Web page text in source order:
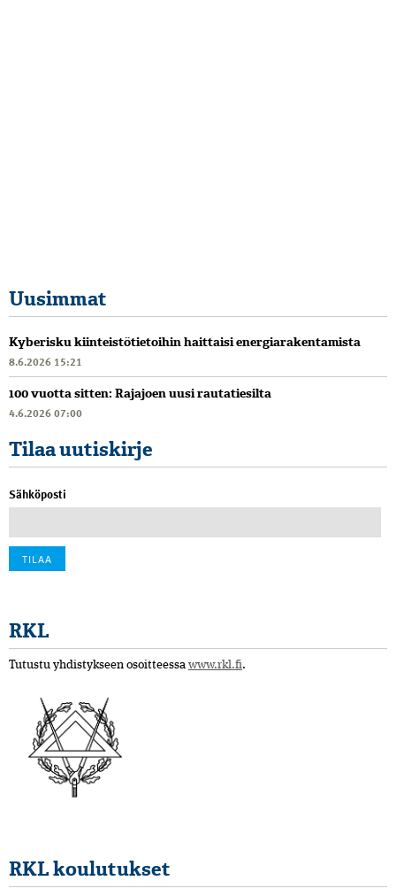
Uusimmat
Kyberisku kiinteistötietoihin haittaisi energiarakentamista
8.6.2026 15:21
100 vuotta sitten: Rajajoen uusi rautatiesilta
4.6.2026 07:00
Tilaa uutiskirje
Sähköposti
RKL
Tutustu yhdistykseen osoitteessa www.rkl.fi.
RKL koulutukset